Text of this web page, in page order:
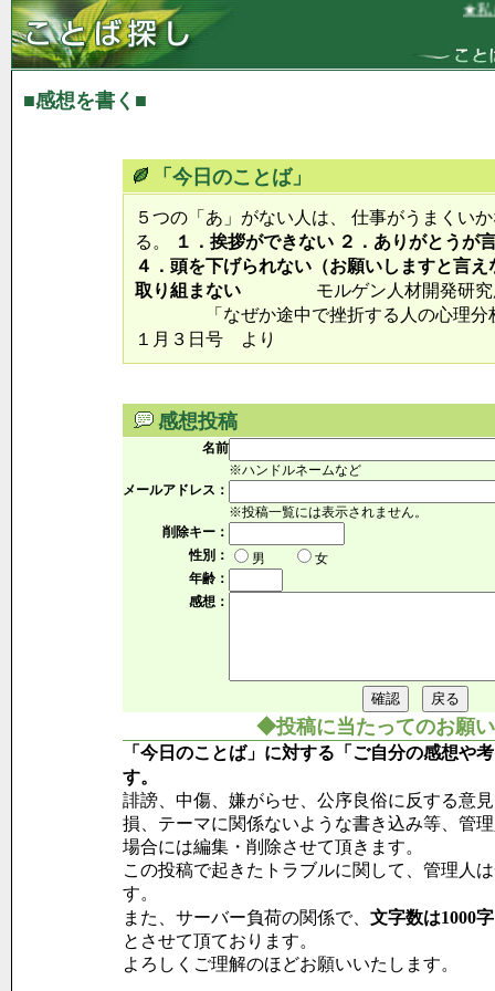
★私に
■感想を書く■
「今日のことば」
５つの「あ」がない人は、 仕事がうまくい
る。
１．挨拶ができない ２．ありがとうが
４．頭を下げられない（お願いしますと言
取り組まないモルゲン人材開発研究所
「なぜか途中で挫折する人の心
１月３日号 より
感想投稿
名前
※ハンドルネームなど
メールアドレス：
※投稿一覧には表示されません。
削除キー：
性別：
男
女
年齢：
感想：
◆投稿に当たってのお願
「今日のことば」に対する「ご自分の感想や
す。
誹謗、中傷、嫌がらせ、公序良俗に反する意
損、テーマに関係ないような書き込み等、管
場合には編集・削除させて頂きます。
この投稿で起きたトラブルに関して、管理人
す。
また、サーバー負荷の関係で、 文字数は1000
とさせて頂ております。
よろしくご理解のほどお願いいたします。